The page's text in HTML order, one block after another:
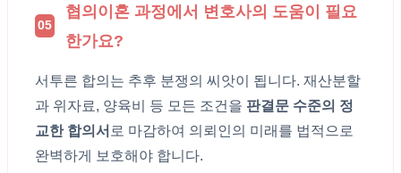
05
협의이혼 과정에서 변호사의 도움이 필요
한가요?
서투른 합의는 추후 분쟁의 씨앗이 됩니다. 재산분할
과 위자료, 양육비 등 모든 조건을 판결문 수준의 정
교한 합의서 로 마감하여 의뢰인의 미래를 법적으로
완벽하게 보호해야 합니다.